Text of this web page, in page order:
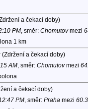
a čekací doby)
PM, směr: Chomutovmezi
1 km
(Zdržení a čekací doby)
AM, směr: Chomutovmezi
a čekací doby)
PM, směr: Praha mezi